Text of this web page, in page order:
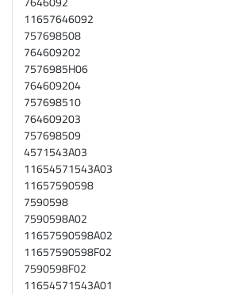
11657646092
757698508
764609202
7576985H06
764609204
757698510
764609203
757698509
4571543A03
11654571543A03
11657590598
7590598
7590598A02
11657590598A02
11657590598F02
7590598F02
11654571543A01